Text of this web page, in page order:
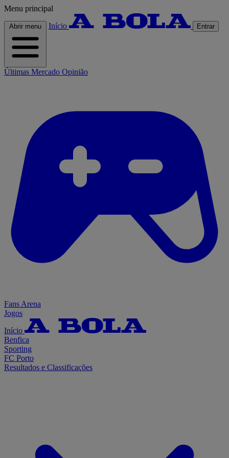
Menu principal
Abrir menu Início Entrar
Últimas Mercado Opinião
Fans Arena
Jogos
Início
Benfica
Sporting
FC Porto
Resultados e Classificações